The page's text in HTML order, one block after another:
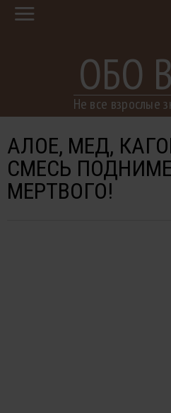
ОБО
Не все взрослые
АЛОЕ, МЕД,
СМЕСЬ
МЕРТВОГО!